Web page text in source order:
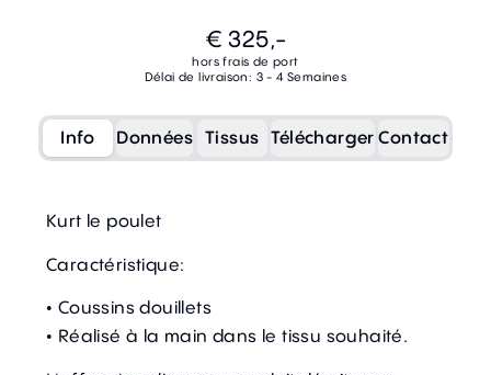
€ 325,-
hors frais de port
Délai de livraison: 3 - 4 Semaines
Info Données Tissus Télécharger Contact
Kurt le poulet
Caractéristique:
• Coussins douillets
• Réalisé à la main dans le tissu souhaité.